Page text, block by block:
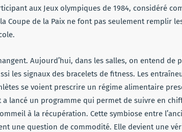
aux Jeux olympiques de 1984, considéré
Coupe de la Paix ne font pas seulement remplir
Aujourd’hui, dans les salles, on entend
les signaux des bracelets de fitness. Les
se voient prescrire un régime alimentaire
lancé un programme qui permet de suivre en
à la récupération. Cette symbiose entre
une question de commodité. Elle devient une